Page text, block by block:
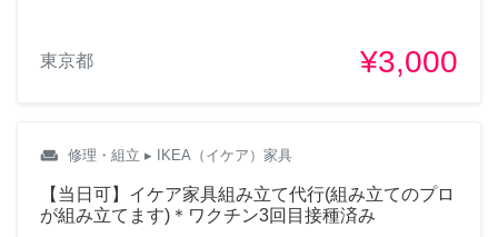
東京都 ¥3,000
weekend 修理・組立 ▸ IKEA（イケア）家具
【当日可】イケア家具組み立て代行(組み立てのプロ
が組み立てます)＊ワクチン3回目接種済み